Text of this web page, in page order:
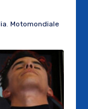
, Motomondiale